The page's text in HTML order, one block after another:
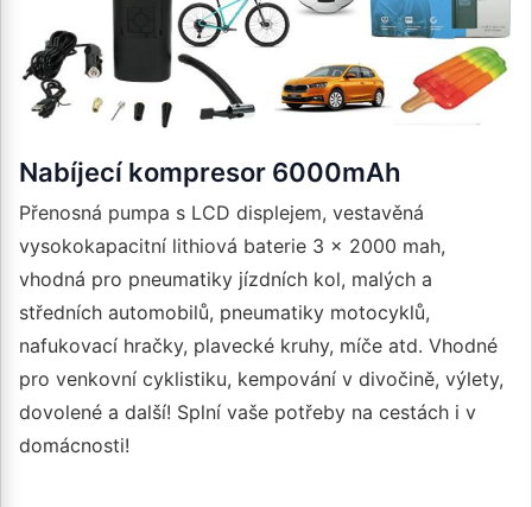
Nabíjecí kompresor 6000mAh
Přenosná pumpa s LCD displejem, vestavěná
vysokokapacitní lithiová baterie 3 × 2000 mah,
vhodná pro pneumatiky jízdních kol, malých a
středních automobilů, pneumatiky motocyklů,
nafukovací hračky, plavecké kruhy, míče atd. Vhodné
pro venkovní cyklistiku, kempování v divočině, výlety,
dovolené a další! Splní vaše potřeby na cestách i v
domácnosti!